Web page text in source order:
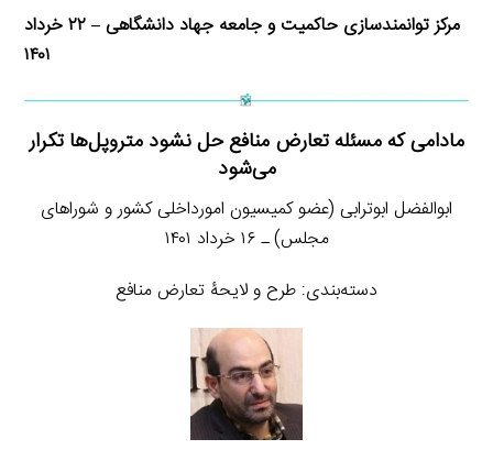
مرکز توانمندسازی حاکمیت و جامعه جهاد دانشگاهی – ۲۲ خرداد
۱۴۰۱
مادامی که مسئله تعارض منافع حل نشود متروپل‌ها تکرار
می‌شود
ابوالفضل ابوترابی (عضو کمیسیون امورداخلی کشور و شوراهای
مجلس) ـ ۱۶ خرداد ۱۴۰۱
دسته‌بندی: طرح و لایحۀ تعارض منافع